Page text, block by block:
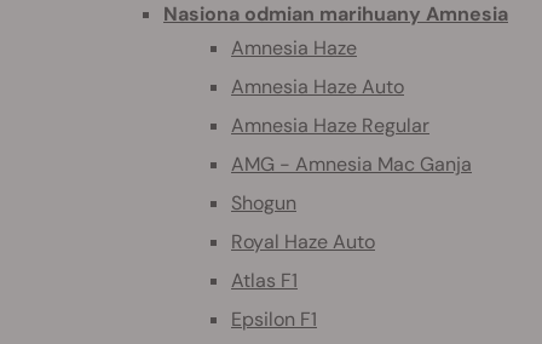
Nasiona odmian marihuany Amnesia
Amnesia Haze
Amnesia Haze Auto
Amnesia Haze Regular
AMG - Amnesia Mac Ganja
Shogun
Royal Haze Auto
Atlas F1
Epsilon F1